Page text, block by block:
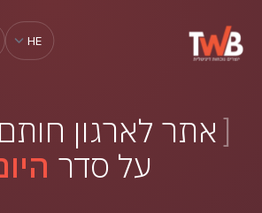
HE
אתר לארגון
על סדר